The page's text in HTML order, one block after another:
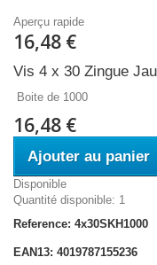
Aperçu rapide
16,48 €
Vis 4 x 30 Zingue
Boite de 1000
16,48 €
Ajouter au panier
Disponible
Quantité disponible: 1
Reference: 4x30SKH1000
EAN13: 4019787155236